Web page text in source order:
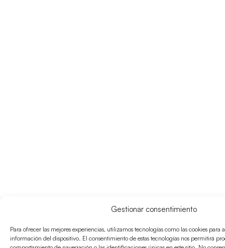
Gestionar consentimiento
Para ofrecer las mejores experiencias, utilizamos tecnologías como las cookies para
información del dispositivo. El consentimiento de estas tecnologías nos permitirá